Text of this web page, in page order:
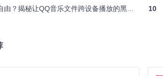
？揭秘让QQ音乐文件跨设备播放的黑科技 10